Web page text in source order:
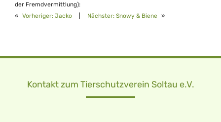
der Fremdvermittlung):
« Vorheriger: Jacko Nächster: Snowy & Biene »
Kontakt zum Tierschutzverein Soltau e.V.